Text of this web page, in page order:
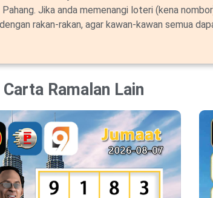
Jika anda memenangi loteri (kena
rakan-rakan, agar kawan-kawan semua
Carta Ramalan Lain